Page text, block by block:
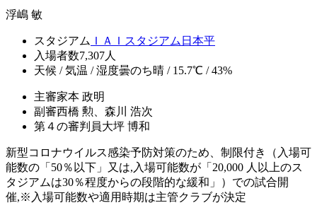
浮嶋 敏
スタジアム ＩＡＩスタジアム日本平
入場者数7,307人
天候 / 気温 / 湿度曇のち晴 / 15.7℃ / 43%
主審家本 政明
副審西橋 勲、森川 浩次
第４の審判員大坪 博和
新型コロナウイルス感染予防対策のため、制限付き（入場可
能数の「50％以下」又は,入場可能数が「20,000 人以上のス
タジアムは30％程度からの段階的な緩和」）での試合開
催,※入場可能数や適用時期は主管クラブが決定